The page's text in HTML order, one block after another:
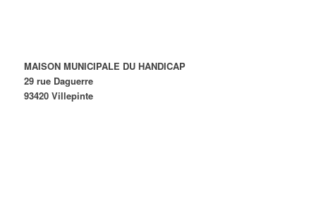
MAISON MUNICIPALE DU HANDICAP
29 rue Daguerre
93420 Villepinte